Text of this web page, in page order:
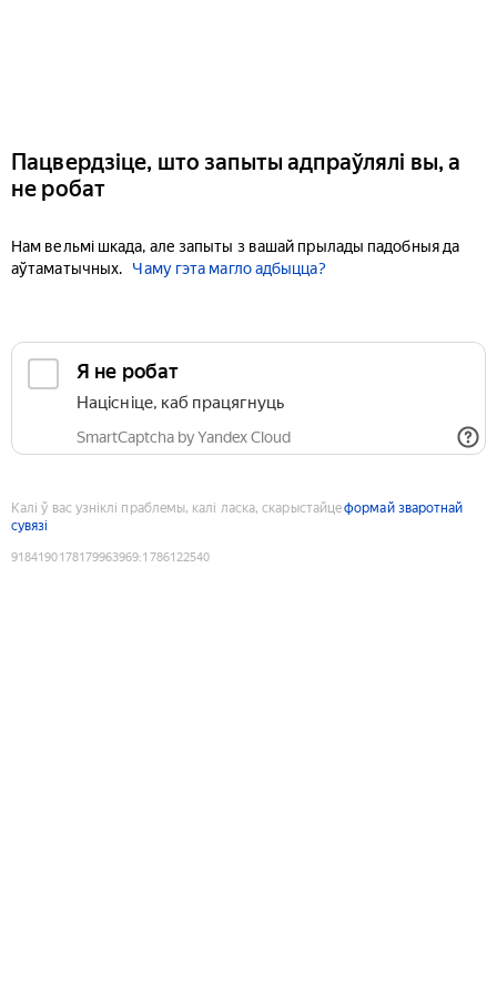
Пацвердзіце, што запыты адпраўлялі вы, а
не робат
Нам вельмі шкада, але запыты з вашай прылады падобныя да
аўтаматычных.
Чаму гэта магло адбыцца?
Я не робат
Націсніце, каб працягнуць
SmartCaptcha by Yandex Cloud
Калі ў вас узніклі праблемы, калі ласка, скарыстайцеформай зваротнай
сувязі
9184190178179963969:1786122540